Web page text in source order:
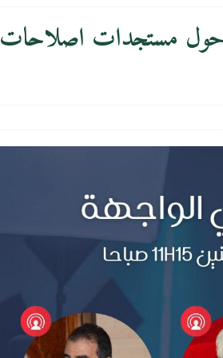
حول مستجدات اصلاحات